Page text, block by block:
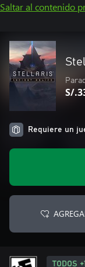
Saltar al contenido
S/
Requiere un
TODOS